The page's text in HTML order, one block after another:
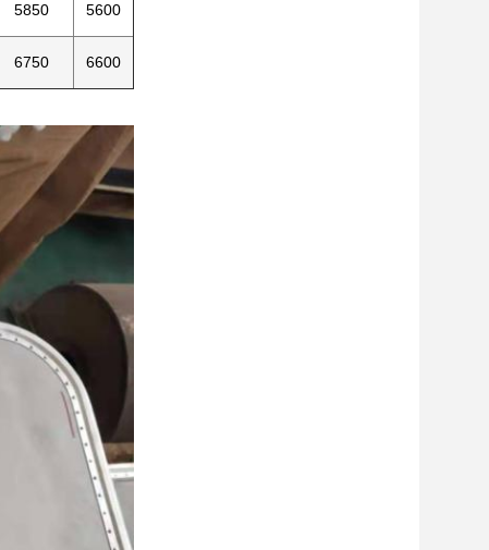
5850 5600
6750 6600